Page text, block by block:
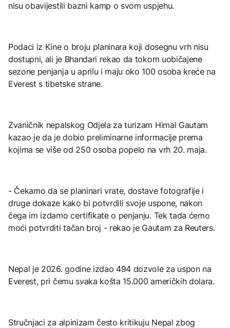
nisu obavijestili bazni kamp o svom uspjehu.
Podaci iz Kine o broju planinara koji dosegnu vrh nisu
dostupni, ali je Bhandari rekao da tokom uobičajene
sezone penjanja u aprilu i maju oko 100 osoba kreće na
Everest s tibetske strane.
Zvaničnik nepalskog Odjela za turizam Himal Gautam
kazao je da je dobio preliminarne informacije prema
kojima se više od 250 osoba popelo na vrh 20. maja.
- Čekamo da se planinari vrate, dostave fotografije i
druge dokaze kako bi potvrdili svoje uspone, nakon
čega im izdamo certifikate o penjanju. Tek tada ćemo
moći potvrditi tačan broj - rekao je Gautam za Reuters.
Nepal je 2026. godine izdao 494 dozvole za uspon na
Everest, pri čemu svaka košta 15.000 američkih dolara.
Stručnjaci za alpinizam često kritikuju Nepal zbog